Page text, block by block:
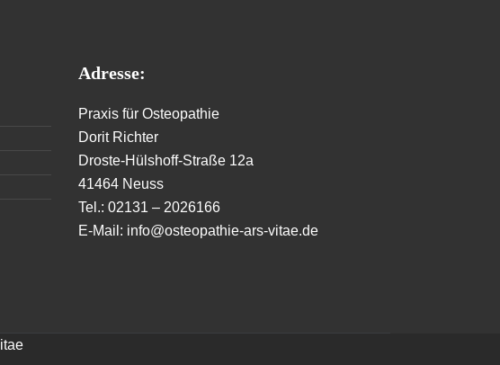
Adresse:
Praxis für Osteopathie
Dorit Richter
Droste-Hülshoff-Straße 12a
41464 Neuss
Tel.: 02131 – 2026166
E-Mail: info@osteopathie-ars-vitae.de